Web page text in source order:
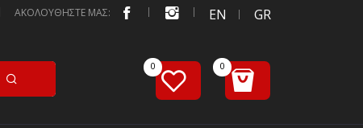
ΑΚΟΛΟΥΘΗΣΤΕ ΜΑΣ: EN GR